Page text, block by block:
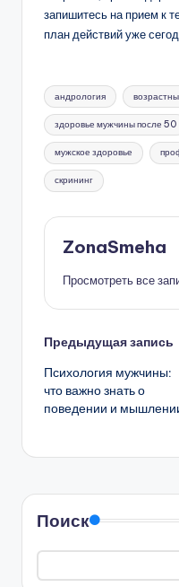
запишитесь на прием к
план действий уже
Метки:
андрология
здоровье мужчины после 50
мужское здоровье
скрининг
ZonaSmeha
Просмотреть все
Навигация
записи
Предыдущая запись
Психология мужчины:
что важно знать о
поведении и
Поиск